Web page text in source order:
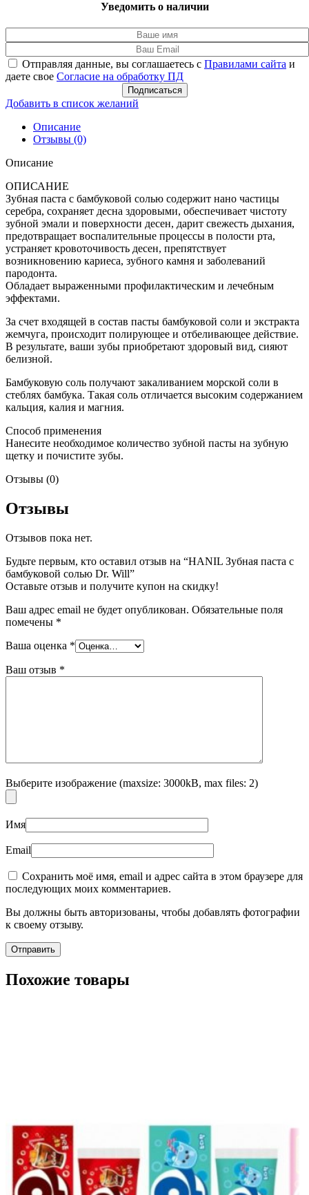
Уведомить о наличии
Отправляя данные, вы соглашаетесь с Правилами сайта и
даете свое Согласие на обработку ПД
Подписаться
Добавить в список желаний
Описание
Отзывы (0)
Описание
ОПИСАНИЕ
Зубная паста с бамбуковой солью содержит нано частицы
серебра, сохраняет десна здоровыми, обеспечивает чистоту
зубной эмали и поверхности десен, дарит свежесть дыхания,
предотвращает воспалительные процессы в полости рта,
устраняет кровоточивость десен, препятствует
возникновению кариеса, зубного камня и заболеваний
пародонта.
Обладает выраженными профилактическим и лечебным
эффектами.
За счет входящей в состав пасты бамбуковой соли и экстракта
жемчуга, происходит полирующее и отбеливающее действие.
В результате, ваши зубы приобретают здоровый вид, сияют
белизной.
Бамбуковую соль получают закаливанием морской соли в
стеблях бамбука. Такая соль отличается высоким содержанием
кальция, калия и магния.
Способ применения
Нанесите необходимое количество зубной пасты на зубную
щетку и почистите зубы.
Отзывы (0)
Отзывы
Отзывов пока нет.
Будьте первым, кто оставил отзыв на “HANIL Зубная паста с
бамбуковой солью Dr. Will”
Оставьте отзыв и получите купон на скидку!
Ваш адрес email не будет опубликован. Обязательные поля
помечены *
Ваша оценка *
Ваш отзыв *
Выберите изображение (maxsize: 3000kB, max files: 2)
Имя
Email
Сохранить моё имя, email и адрес сайта в этом браузере для
последующих моих комментариев.
Вы должны быть авторизованы, чтобы добавлять фотографии
к своему отзыву.
Похожие товары